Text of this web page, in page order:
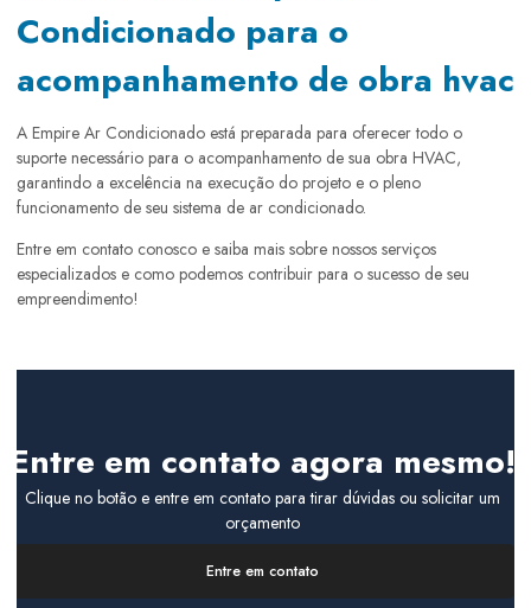
Condicionado para o
acompanhamento de obra hvac
A Empire Ar Condicionado está preparada para oferecer todo o
suporte necessário para o acompanhamento de sua obra HVAC,
garantindo a excelência na execução do projeto e o pleno
funcionamento de seu sistema de ar condicionado.
Entre em contato conosco e saiba mais sobre nossos serviços
especializados e como podemos contribuir para o sucesso de seu
empreendimento!
Entre em contato agora mesmo!
Clique no botão e entre em contato para tirar dúvidas ou solicitar um
orçamento
Entre em contato